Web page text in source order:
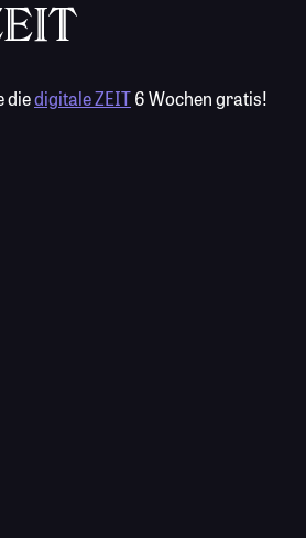
diedigitale ZEIT6 Wochen gratis!